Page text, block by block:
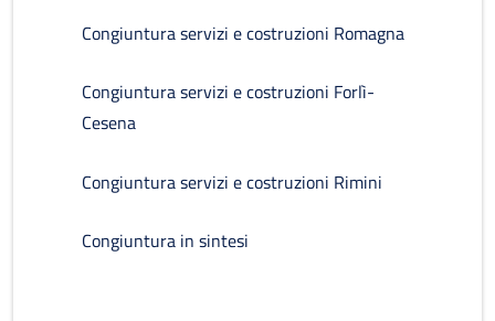
Congiuntura servizi e costruzioni Romagna
Congiuntura servizi e costruzioni Forlì-
Cesena
Congiuntura servizi e costruzioni Rimini
Congiuntura in sintesi